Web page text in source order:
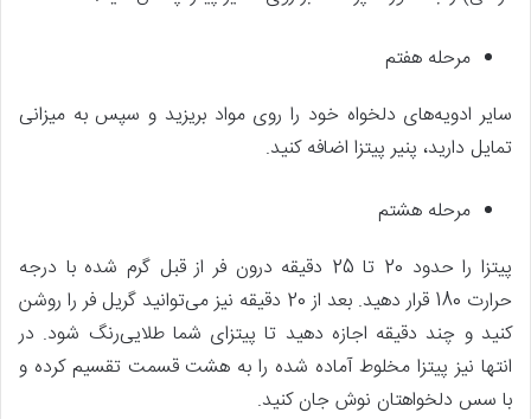
مرحله هفتم
سایر ادویه‌های دلخواه خود را روی مواد بریزید و سپس به میزانی
تمایل دارید، پنیر پیتزا اضافه کنید.
مرحله هشتم
پیتزا را حدود 20 تا 25 دقیقه درون فر از قبل گرم شده با درجه
حرارت 180 قرار دهید. بعد از 20 دقیقه نیز می‌توانید گریل فر را روشن
کنید و چند دقیقه اجازه دهید تا پیتزای شما طلایی‌رنگ شود. در
انتها نیز پیتزا مخلوط آماده شده را به هشت قسمت تقسیم کرده و
با سس دلخواهتان نوش جان کنید.